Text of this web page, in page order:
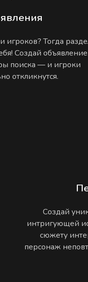
игроков? Тогда
Создай
поиска — и игроки
откликнутся.
Создай
интригующей
сюжету
персонаж